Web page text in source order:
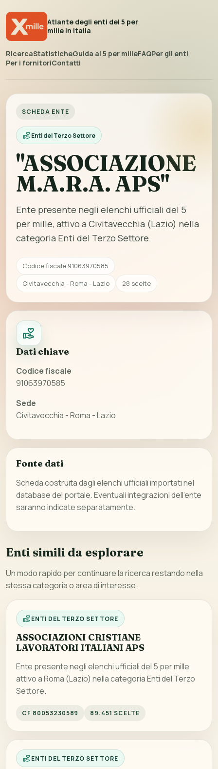
Atlante degli enti del 5 per
mille in Italia
RicercaStatisticheGuida al 5 per milleFAQPer gli enti
Per i fornitoriContatti
SCHEDA ENTE
Enti del Terzo Settore
"ASSOCIAZIONE
M.A.R.A. APS"
Ente presente negli elenchi ufficiali del 5
per mille, attivo a Civitavecchia (Lazio) nella
categoria Enti del Terzo Settore.
Codice fiscale 91063970585
Civitavecchia - Roma - Lazio
28 scelte
Dati chiave
Codice fiscale
91063970585
Sede
Civitavecchia - Roma - Lazio
Fonte dati
Scheda costruita dagli elenchi ufficiali importati nel
database del portale. Eventuali integrazioni dell’ente
saranno indicate separatamente.
Enti simili da esplorare
Un modo rapido per continuare la ricerca restando nella
stessa categoria o area di interesse.
ENTI DEL TERZO SETTORE
ASSOCIAZIONI CRISTIANE
LAVORATORI ITALIANI APS
Ente presente negli elenchi ufficiali del 5 per mille,
attivo a Roma (Lazio) nella categoria Enti del Terzo
Settore.
CF 80053230589 89.451 SCELTE
ENTI DEL TERZO SETTORE